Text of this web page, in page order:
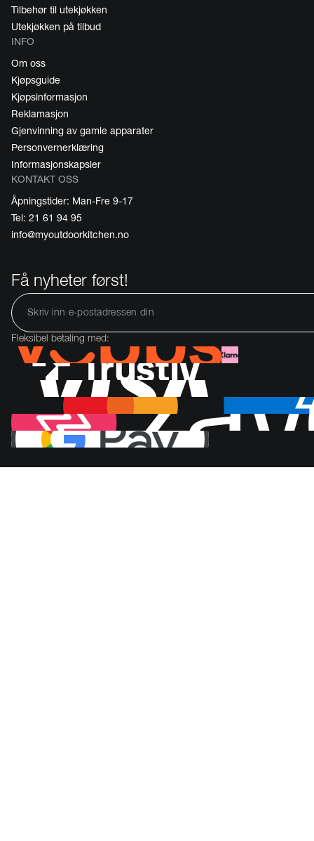
Tilbehør til utekjøkken
Utekjøkken på tilbud
INFO
Om oss
Kjøpsguide
Kjøpsinformasjon
Reklamasjon
Gjenvinning av gamle apparater
Personvernerklæring
Informasjonskapsler
KONTAKT OSS
Åpningstider: Man-Fre 9-17
Tel: 21 61 94 95
info@myoutdoorkitchen.no
Få nyheter først!
Fleksibel betaling med: